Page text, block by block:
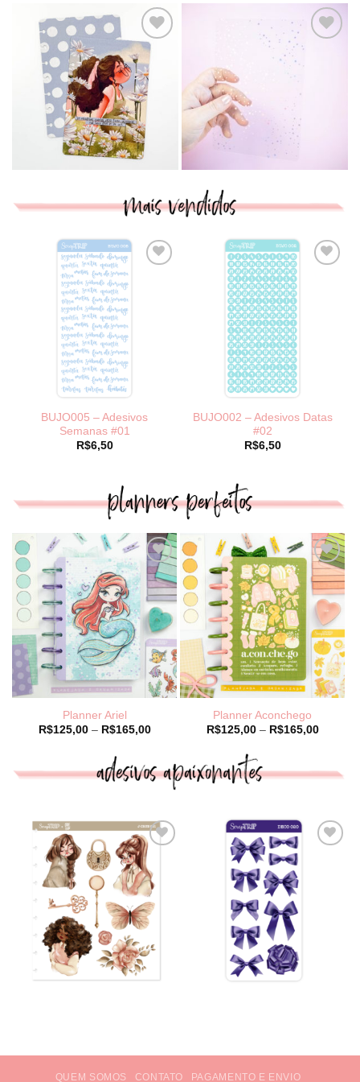
BUJO005 – Adesivos
Semanas #01
R$6,50
BUJO002 – Adesivos Datas
#02
R$6,50
Planner Ariel
R$125,00 – R$165,00Price
R$165,00
Planner Aconchego
R$125,00 – R$165,00Price
QUEM SOMOS CONTATO PAGAMENTO E ENVIO